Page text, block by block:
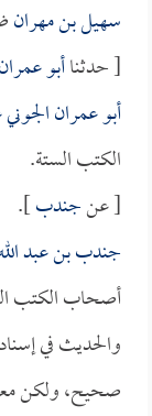
سهيل بن مهران
[ حدثناأبو عمران
أبو عمران
الكتب الستة.
[ عنجندب].
جندب بن عبد
أصحاب الكتب
والحديث في
صحيح، ولكن